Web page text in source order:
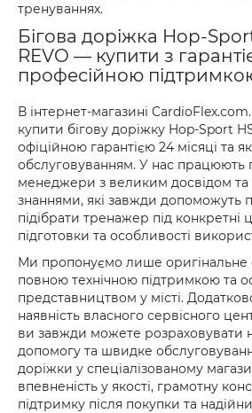
тренуваннях.
Бігова доріжка Hop-
REVO — купити з
професійною
В інтернет-магазині
купити бігову доріжку Hop-Sport
офіційною гарантією 24 місяці та
обслуговуванням. У нас працюють
менеджери з великим досвідом
знаннями, які завжди допоможуть
підібрати тренажер під конкретні
підготовки та особливості
Ми пропонуємо лише оригінальне
повною технічною підтримкою та
представництвом у місті.
наявність власного сервісного
ви завжди можете розраховувати
допомогу та швидке
доріжки у спеціалізованому
впевненість у якості, грамотну
підтримку після покупки та